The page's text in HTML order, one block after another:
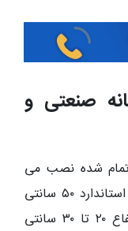
صنعتی و
۲ متر از کف تمام شده نصب می
گردند و ارتفاع خود هود نیز به صورت استاندارد ۵۰ سانتی
متر می باشد، لذا با در نظر گرفتن ارتفاع ۲۰ تا ۳۰ سانتی